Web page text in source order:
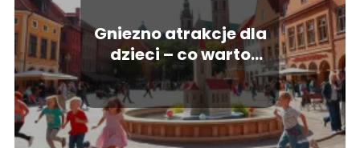
Gniezno atrakcje dla
dzieci – co warto
zobaczyć?